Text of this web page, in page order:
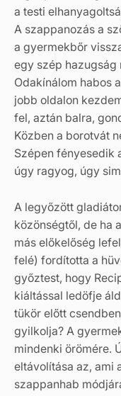
a testi
A szappanozás a
a gyermekbőr
egy szép hazugság
Odakínálom habos
jobb oldalon
fel, aztán balra,
Közben a borotvát
Szépen fényesedik
úgy ragyog, úgy
A legyőzött
közönségtől, de ha
más előkelőség
felé) fordította a
győztest, hogy
kiáltással ledöfje
tükör előtt
gyilkolja? A
mindenki örömére.
eltávolítása az, ami
szappanhab